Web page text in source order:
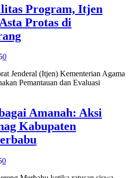
Program, Itjen
Protas di
0
Jenderal (Itjen) Kementerian Agama
Pemantauan dan Evaluasi
Amanah: Aksi
Kabupaten
0